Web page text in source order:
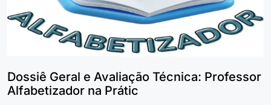
Dossiê Geral e Avaliação Técnica: Professor
Alfabetizador na Prátic